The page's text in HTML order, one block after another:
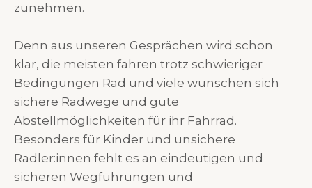
zunehmen.
Denn aus unseren Gesprächen wird schon
klar, die meisten fahren trotz schwieriger
Bedingungen Rad und viele wünschen sich
sichere Radwege und gute
Abstellmöglichkeiten für ihr Fahrrad.
Besonders für Kinder und unsichere
Radler:innen fehlt es an eindeutigen und
sicheren Wegführungen und